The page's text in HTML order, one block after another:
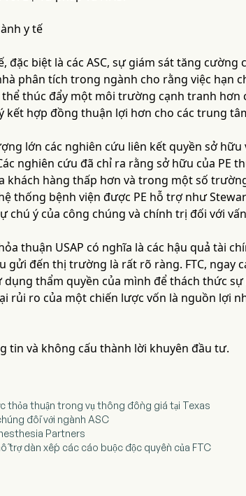
y tế
đặc biệt là các ASC, sự giám sát tăng cường
phân tích trong ngành cho rằng việc hạn
thúc đẩy một môi trường cạnh tranh hơn
kết hợp đồng thuận lợi hơn cho các trung
lớn các nghiên cứu liên kết quyền sở hữu
nghiên cứu đã chỉ ra rằng sở hữu của PE
khách hàng thấp hơn và trong một số
thống bệnh viện được PE hỗ trợ như
chú ý của công chúng và chính trị đối với
thuận USAP có nghĩa là các hậu quả tài
gửi đến thị trường là rất rõ ràng. FTC, ngay
dụng thẩm quyền của mình để thách thức
rủi ro của một chiến lược vốn là nguồn lợi
tin và không cấu thành lời khuyên đầu tư.
thỏa thuận trong vụ thông đồng giá tại Texas
đối với ngành ASC
Partners
trợ dàn xếp các cáo buộc độc quyền của FTC